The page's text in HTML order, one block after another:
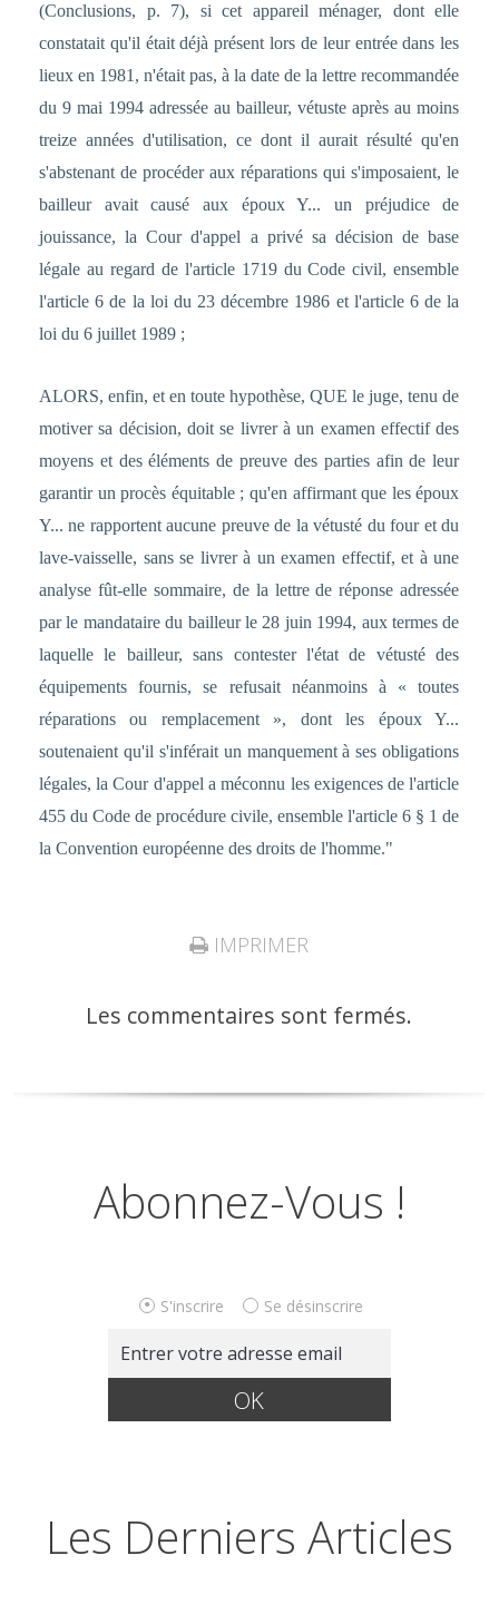
(Conclusions, p. 7), si cet appareil ménager, dont elle
constatait qu'il était déjà présent lors de leur entrée dans les
lieux en 1981, n'était pas, à la date de la lettre recommandée
du 9 mai 1994 adressée au bailleur, vétuste après au moins
treize années d'utilisation, ce dont il aurait résulté qu'en
s'abstenant de procéder aux réparations qui s'imposaient, le
bailleur avait causé aux époux Y... un préjudice de
jouissance, la Cour d'appel a privé sa décision de base
légale au regard de l'article 1719 du Code civil, ensemble
l'article 6 de la loi du 23 décembre 1986 et l'article 6 de la
loi du 6 juillet 1989 ;
ALORS, enfin, et en toute hypothèse, QUE le juge, tenu de
motiver sa décision, doit se livrer à un examen effectif des
moyens et des éléments de preuve des parties afin de leur
garantir un procès équitable ; qu'en affirmant que les époux
Y... ne rapportent aucune preuve de la vétusté du four et du
lave-vaisselle, sans se livrer à un examen effectif, et à une
analyse fût-elle sommaire, de la lettre de réponse adressée
par le mandataire du bailleur le 28 juin 1994, aux termes de
laquelle le bailleur, sans contester l'état de vétusté des
équipements fournis, se refusait néanmoins à « toutes
réparations ou remplacement », dont les époux Y...
soutenaient qu'il s'inférait un manquement à ses obligations
légales, la Cour d'appel a méconnu les exigences de l'article
455 du Code de procédure civile, ensemble l'article 6 § 1 de
la Convention européenne des droits de l'homme."
IMPRIMER
Les commentaires sont fermés.
Abonnez-Vous !
S'inscrire Se désinscrire
Les Derniers Articles